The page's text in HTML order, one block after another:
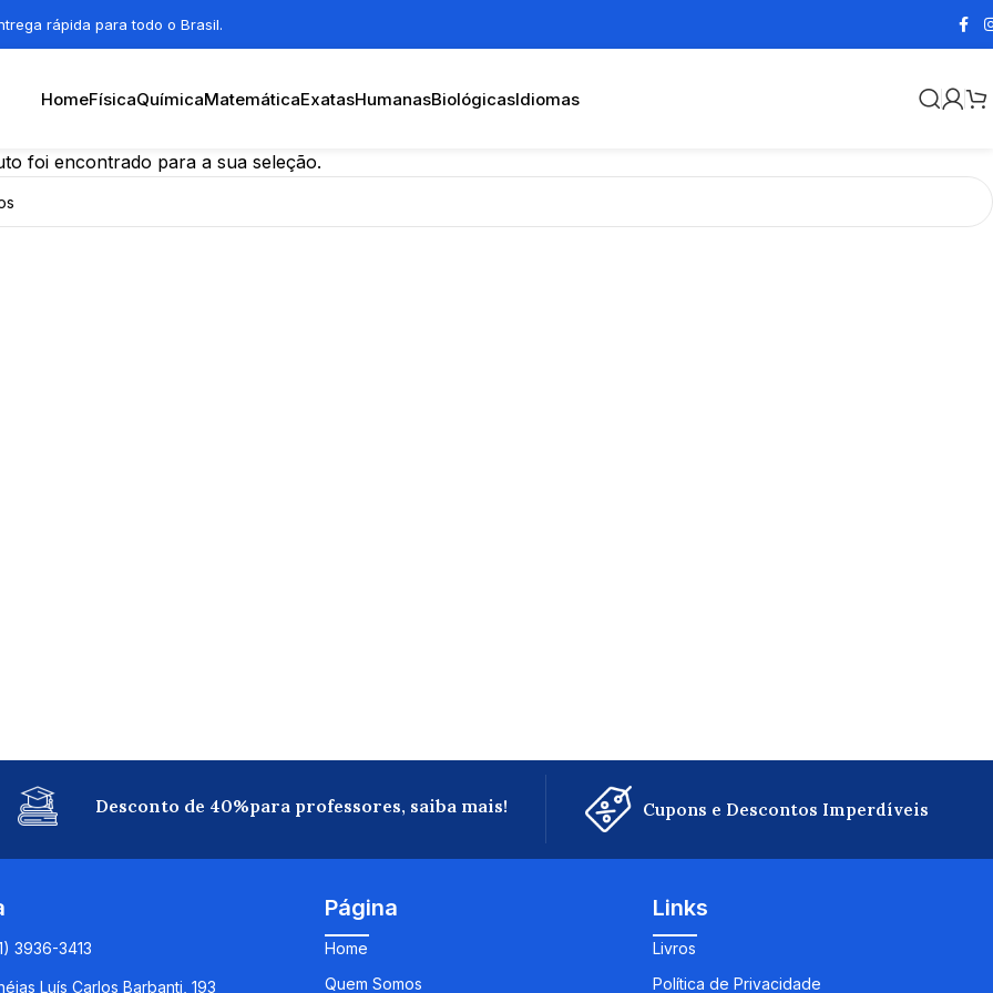
rápida para todo o Brasil.
HomeFísicaQuímicaMatemáticaExatasHumanasBiológicasIdiomas
foi encontrado para a sua seleção.
Desconto de 40%para professores, saiba mais! Cupons e Descontos Imperdíveis
3936-3413
Luís Carlos Barbanti, 193
Página
Home
Quem Somos
Links
Livros
Política de Privacidade